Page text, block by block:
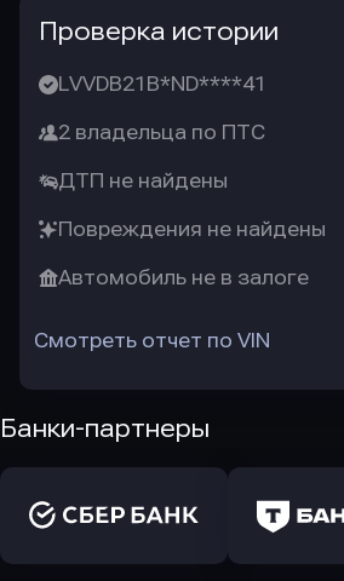
Проверка истории
LVVDB21B*ND****41
2 владельца по ПТС
ДТП не найдены
Повреждения не найдены
Автомобиль не в залоге
Смотреть отчет по VIN
Банки-партнеры